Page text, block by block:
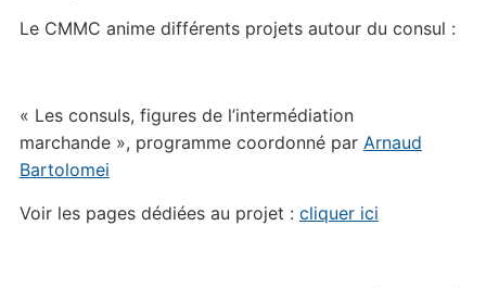
Le CMMC anime différents projets autour du consul :
« Les consuls, figures de l’intermédiation
marchande », programme coordonné par Arnaud
Bartolomei
Voir les pages dédiées au projet : cliquer ici